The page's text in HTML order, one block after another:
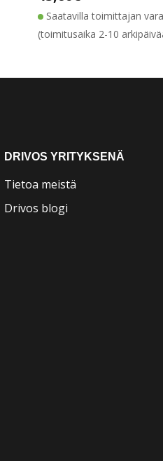
Saatavilla toimittajan
(toimitusaika 2-10
DRIVOS YRITYKSENÄ
Tietoa meistä
Drivos blogi